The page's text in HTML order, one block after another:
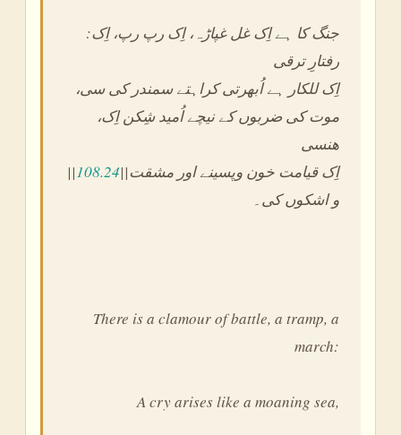
:جنگ کا ہے اِک غل غپاڑہ، اِک رپ رپ، اِک
رفتارِ ترقی
،اِک للکار ہے اُبھرتی کراہتے سمندر کی سی
،موت کی ضربوں کے نیچے اُمید شِکن اِک
ھنسی
||108.24||اِک قیامت خون وپسینے اور مشقت
و اشکوں کی۔
There is a clamour of battle, a tramp, a
march:
A cry arises like a moaning sea,